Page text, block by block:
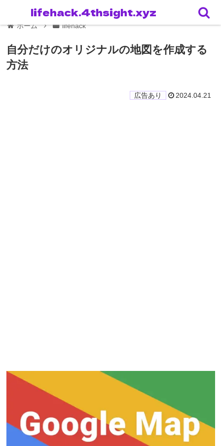
ホーム lifehack
自分だけのオリジナルの地図を作成する
方法
2024.04.21
lifehack.4thsight.xyz